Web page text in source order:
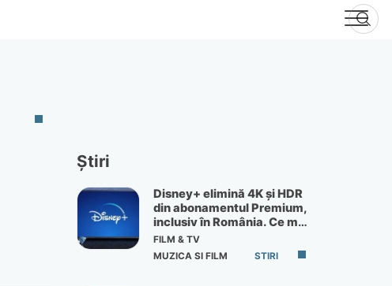
Știri
Disney+ elimină 4K și HDR
din abonamentul Premium,
inclusiv în România. Ce mai
primești de 60 lei pe lună
FILM & TV
MUZICA SI FILM
STIRI